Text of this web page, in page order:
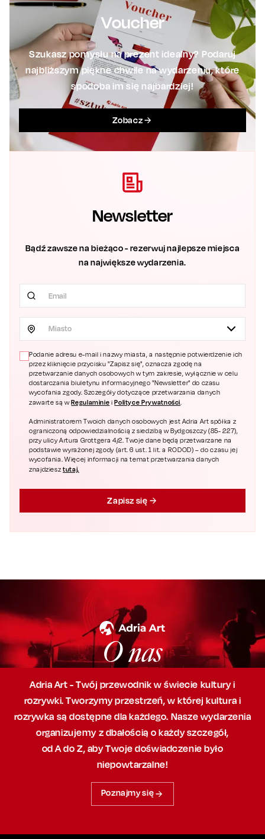
Voucher
Szukasz pomysłu na prezent idealny? Podaruj
najbliższym piękne chwile na wydarzeniu, które
spodoba im się najbardziej!
Zobacz
Newsletter
Bądź zawsze na bieżąco - rezerwuj najlepsze miejsca
na największe wydarzenia.
Miasto
Podanie adresu e-mail i nazwy miasta, a następnie potwierdzenie ich
przez kliknięcie przycisku "Zapisz się", oznacza zgodę na
przetwarzanie danych osobowych w tym zakresie, wyłącznie w celu
dostarczania biuletynu informacyjnego "Newsletter" do czasu
wycofania zgody. Szczegóły dotyczące przetwarzania danych
zawarte są wRegulaminie i Polityce Prywatności.
Administratorem Twoich danych osobowych jest Adria Art spółka z
ograniczoną odpowiedzialnością z siedzibą w Bydgoszczy (85- 227),
przy ulicy Artura Grottgera 4/2. Twoje dane będą przetwarzane na
podstawie wyrażonej zgody (art. 6 ust. 1 lit. a RODOD) – do czasu jej
wycofania. Więcej informacji na temat przetwarzania danych
znajdziesztutaj.
Zapisz się
O nas
Adria Art - Twój przewodnik w świecie kultury i
rozrywki. Tworzymy przestrzeń,w której kultura i
rozrywka są dostępne dla każdego. Nasze wydarzenia
organizujemy z dbałością o każdy szczegół,
od A do Z, abyTwoje doświadczenie było
niepowtarzalne!
Poznajmy się